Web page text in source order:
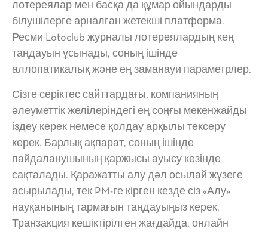
лотереялар мен басқа да құмар ойындарды
білушілерге арналған жетекші платформа.
Ресми Lotoclub журналы лотереялардың кең
таңдауын ұсынады, соның ішінде
аллопатикалық және ең заманауи параметрлер.
Сізге серіктес сайттардағы, компанияның
әлеуметтік желілеріндегі ең соңғы мекенжайды
іздеу керек немесе қолдау арқылы тексеру
керек. Барлық ақпарат, соның ішінде
пайдаланушының қаржысы ауысу кезінде
сақталады. Қаражатты алу дәл осылай жүзеге
асырылады, тек PM-ге кірген кезде сіз «Алу»
науқанының тармағын таңдауыңыз керек.
Транзакция кешіктірілген жағдайда, онлайн